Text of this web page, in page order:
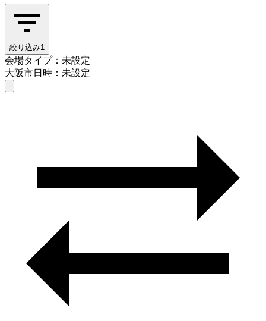
絞り込み1
会場タイプ：未設定
大阪市日時：未設定